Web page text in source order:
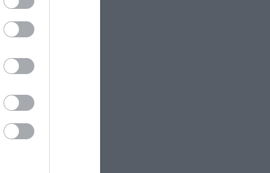
rectangle